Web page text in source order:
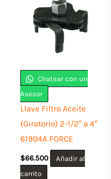
Chatear con un
Asesor
Llave Filtro Aceite
(Giratorio) 2-1/2″ a 4″
61904A FORCE
$66.500
Añadir al
carrito